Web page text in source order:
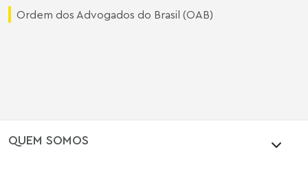
Ordem dos Advogados do Brasil (OAB)
QUEM SOMOS